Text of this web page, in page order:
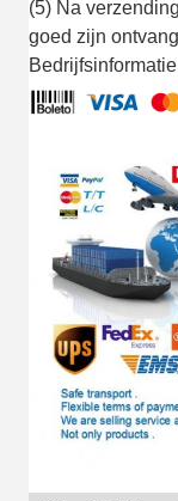
(5) Na
goed zijn
Bedrijfsinformatie